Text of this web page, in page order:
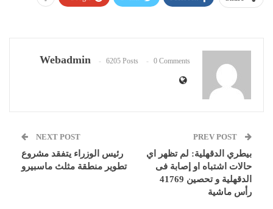
Webadmin 6205 Posts 0 Comments
بيطري الدقهلية: لم تظهر اي
حالات اشتباه او إصابة فى
الدقهلية و تحصين 41769
رأس ماشية
NEXT POST
رئيس الوزراء يتفقد مشروع
تطوير منطقة مثلث ماسبيرو